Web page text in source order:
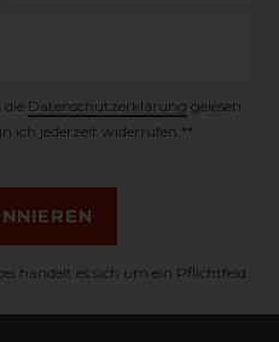
die Daten­schutz­erklärung gelesen
ich jederzeit widerrufen.**
handelt es sich um ein Pflichtfeld.